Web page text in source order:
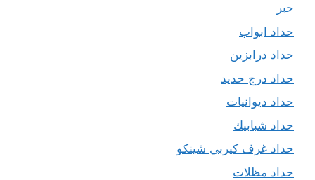
حبر
حداد ابواب
حداد درابزين
حداد درج حديد
حداد ديوانيات
حداد شبابيك
حداد غرف كيربي شينكو
حداد مظلات